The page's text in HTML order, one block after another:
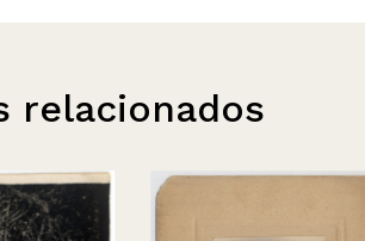
relacionados